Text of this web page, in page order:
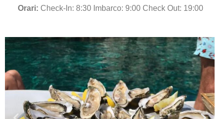
Orari: Check-In: 8:30 Imbarco: 9:00 Check Out: 19:00